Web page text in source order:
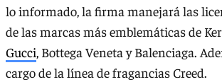
lo informado, la firma manejará las
de las marcas más emblemáticas de
Gucci, Bottega Veneta y Balenciaga.
cargo de la línea de fragancias Creed.